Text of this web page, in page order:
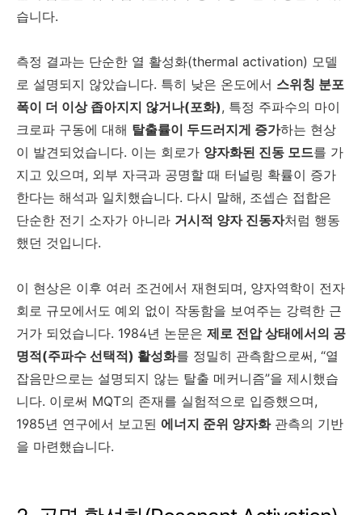
습니다.
측정 결과는 단순한 열 활성화(thermal activation) 모델
로 설명되지 않았습니다. 특히 낮은 온도에서 스위칭 분포
폭이 더 이상 좁아지지 않거나(포화), 특정 주파수의 마이
크로파 구동에 대해 탈출률이 두드러지게 증가하는 현상
이 발견되었습니다. 이는 회로가 양자화된 진동 모드를 가
지고 있으며, 외부 자극과 공명할 때 터널링 확률이 증가
한다는 해석과 일치했습니다. 다시 말해, 조셉슨 접합은
단순한 전기 소자가 아니라 거시적 양자 진동자처럼 행동
했던 것입니다.
이 현상은 이후 여러 조건에서 재현되며, 양자역학이 전자
회로 규모에서도 예외 없이 작동함을 보여주는 강력한 근
거가 되었습니다. 1984년 논문은 제로 전압 상태에서의 공
명적(주파수 선택적) 활성화를 정밀히 관측함으로써, “열
잡음만으로는 설명되지 않는 탈출 메커니즘”을 제시했습
니다. 이로써 MQT의 존재를 실험적으로 입증했으며,
1985년 연구에서 보고된 에너지 준위 양자화관측의 기반
을 마련했습니다.